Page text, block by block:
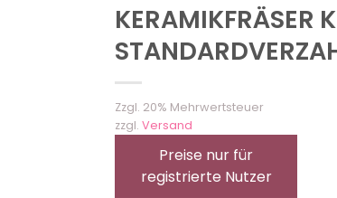
KERAMIKFRÄSER
Zzgl. 20% Mehrwertsteuer
zzgl. Versand
Preise nur für
registrierte Nutzer